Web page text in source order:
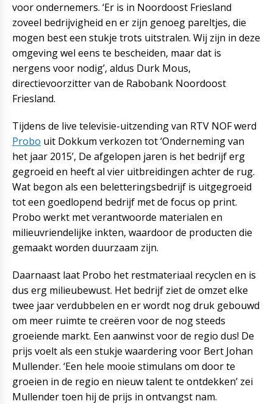
voor ondernemers. ‘Er is in Noordoost Friesland
zoveel bedrijvigheid en er zijn genoeg pareltjes, die
mogen best een stukje trots uitstralen. Wij zijn in deze
omgeving wel eens te bescheiden, maar dat is
nergens voor nodig’, aldus Durk Mous,
directievoorzitter van de Rabobank Noordoost
Friesland.
Tijdens de live televisie-uitzending van RTV NOF werd
Probo uit Dokkum verkozen tot ‘Onderneming van
het jaar 2015’, De afgelopen jaren is het bedrijf erg
gegroeid en heeft al vier uitbreidingen achter de rug.
Wat begon als een beletteringsbedrijf is uitgegroeid
tot een goedlopend bedrijf met de focus op print.
Probo werkt met verantwoorde materialen en
milieuvriendelijke inkten, waardoor de producten die
gemaakt worden duurzaam zijn.
Daarnaast laat Probo het restmateriaal recyclen en is
dus erg milieubewust. Het bedrijf ziet de omzet elke
twee jaar verdubbelen en er wordt nog druk gebouwd
om meer ruimte te creëren voor de nog steeds
groeiende markt. Een aanwinst voor de regio dus! De
prijs voelt als een stukje waardering voor Bert Johan
Mullender. ‘Een hele mooie stimulans om door te
groeien in de regio en nieuw talent te ontdekken’ zei
Mullender toen hij de prijs in ontvangst nam.